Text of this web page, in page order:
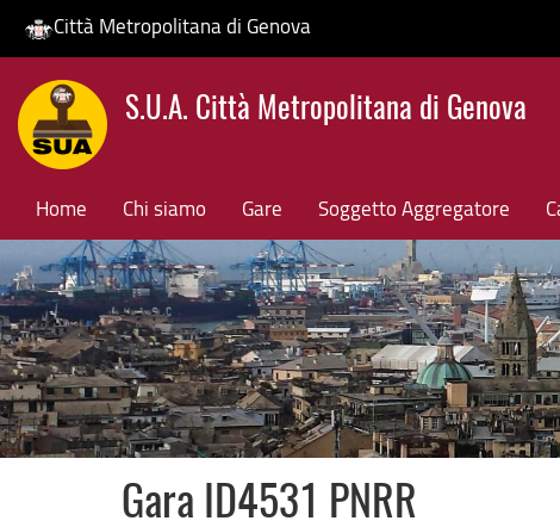
Salta
contenuto
principale
Città Metropolitana di Genova
S.U.A. Città Metropolitana di Genova
Home Chi siamo Gare Soggetto Aggregatore
Gara ID4531 PNRR